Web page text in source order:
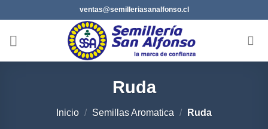
al
contenido
ventas@semilleriasanalfonso.cl
Ruda
Inicio / Semillas Aromatica / Ruda